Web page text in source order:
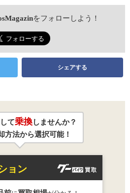
をフォローしよう！
シェアする
て乗換しませんか？
方法から選択可能！
ョン